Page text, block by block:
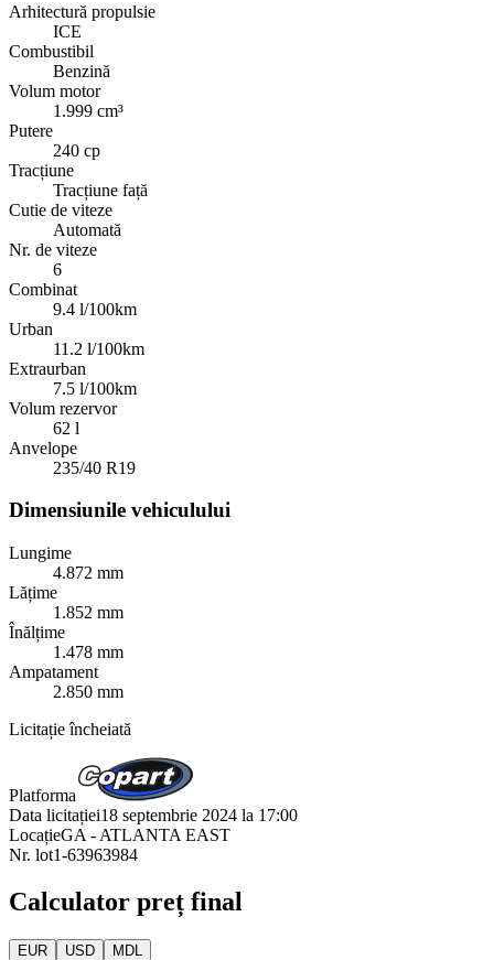
Arhitectură propulsie
ICE
Combustibil
Benzină
Volum motor
1.999 cm³
Putere
240 cp
Tracțiune
Tracțiune față
Cutie de viteze
Automată
Nr. de viteze
6
Combinat
9.4 l/100km
Urban
11.2 l/100km
Extraurban
7.5 l/100km
Volum rezervor
62 l
Anvelope
235/40 R19
Dimensiunile vehiculului
Lungime
4.872 mm
Lățime
1.852 mm
Înălțime
1.478 mm
Ampatament
2.850 mm
Licitație încheiată
Platforma
Data licitației18 septembrie 2024 la 17:00
LocațieGA - ATLANTA EAST
Nr. lot1-63963984
Calculator preț final
EUR USD MDL